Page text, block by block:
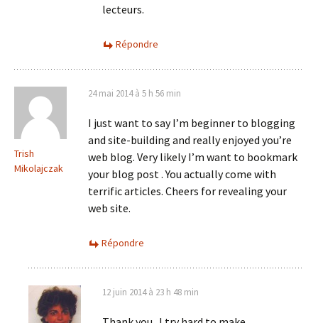
lecteurs.
Répondre
Trish
Mikolajczak
24 mai 2014 à 5 h 56 min
I just want to say I’m beginner to blogging
and site-building and really enjoyed you’re
web blog. Very likely I’m want to bookmark
your blog post . You actually come with
terrific articles. Cheers for revealing your
web site.
Répondre
12 juin 2014 à 23 h 48 min